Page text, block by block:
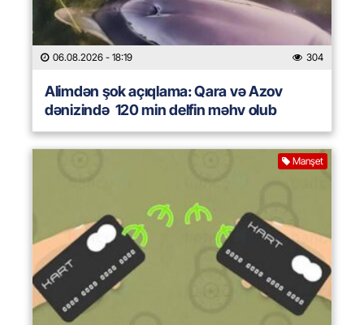
06.08.2026 - 18:19 304
Alimdən şok açıqlama: Qara və Azov
dənizində 120 min delfin məhv olub
Manşet